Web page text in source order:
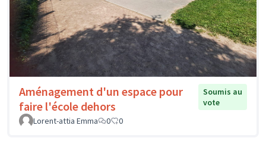
Aménagement d'un espace pour
faire l'école dehors
Soumis au
vote
Lorent-attia Emma
0 0